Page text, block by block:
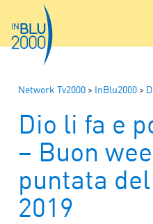
Network Tv2000 > InBlu2000 >
Dio li fa e
– Buon
puntata
2019